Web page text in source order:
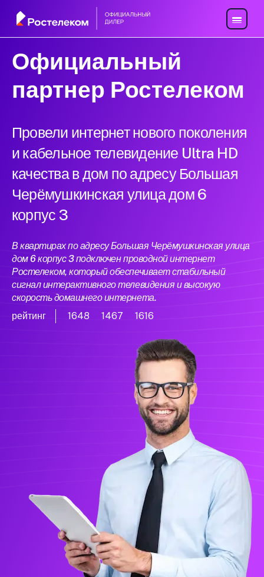
Официальный
партнер Ростелеком
Провели интернет нового поколения
и кабельное телевидение Ultra HD
качества в дом по адресу Большая
Черёмушкинская улица дом 6
корпус 3
В квартирах по адресу Большая Черёмушкинская улица
дом 6 корпус 3 подключен проводной интернет
Ростелеком, который обеспечивает стабильный
сигнал интерактивного телевидения и высокую
скорость домашнего интернета.
рейтинг
1648 1467 1616